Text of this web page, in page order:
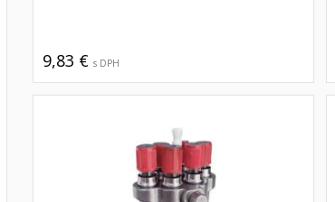
9,83 € s DPH